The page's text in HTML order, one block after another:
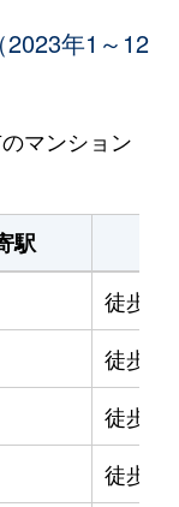
年1～12
マンション
駅
徒歩0
徒歩14
徒歩13
徒歩7